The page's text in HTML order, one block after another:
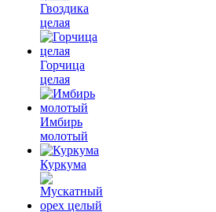
Гвоздика
целая
Горчица
целая
Имбирь
молотый
Куркума